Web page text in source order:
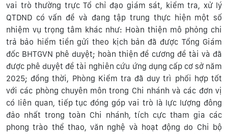
vai trò thường trực Tổ chỉ đạo giám sát, kiểm tra, xử lý
QTDND có vấn đề và đang tập trung thực hiện một số
nhiệm vụ trọng tâm khác như: Hoàn thiện mô phỏng chi
trả bảo hiểm tiền gửi theo kịch bản đã được Tổng Giám
đốc BHTGVN phê duyệt; hoàn thiện đề cương đề tài và đã
được phê duyệt đề tài nghiên cứu ứng dụng cấp cơ sở năm
2025; đồng thời, Phòng Kiểm tra đã duy trì phối hợp tốt
với các phòng chuyên môn trong Chi nhánh và các đơn vị
có liên quan, tiếp tục đóng góp vai trò là lực lượng đông
đảo nhất trong toàn Chi nhánh, tích cực tham gia các
phong trào thể thao, văn nghệ và hoạt động do Chi bộ